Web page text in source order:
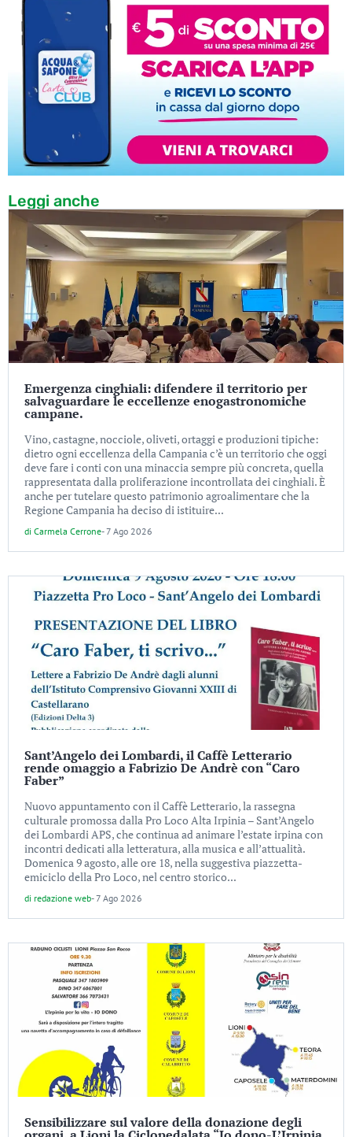
Leggi anche
Emergenza cinghiali: difendere il territorio per
salvaguardare le eccellenze enogastronomiche
campane.
Vino, castagne, nocciole, oliveti, ortaggi e produzioni tipiche:
dietro ogni eccellenza della Campania c’è un territorio che oggi
deve fare i conti con una minaccia sempre più concreta, quella
rappresentata dalla proliferazione incontrollata dei cinghiali. È
anche per tutelare questo patrimonio agroalimentare che la
Regione Campania ha deciso di istituire...
di Carmela Cerrone-7 Ago 2026
Sant’Angelo dei Lombardi, il Caffè Letterario
rende omaggio a Fabrizio De Andrè con “Caro
Faber”
Nuovo appuntamento con il Caffè Letterario, la rassegna
culturale promossa dalla Pro Loco Alta Irpinia – Sant’Angelo
dei Lombardi APS, che continua ad animare l’estate irpina con
incontri dedicati alla letteratura, alla musica e all’attualità.
Domenica 9 agosto, alle ore 18, nella suggestiva piazzetta-
emiciclo della Pro Loco, nel centro storico...
di redazione web-7 Ago 2026
Sensibilizzare sul valore della donazione degli